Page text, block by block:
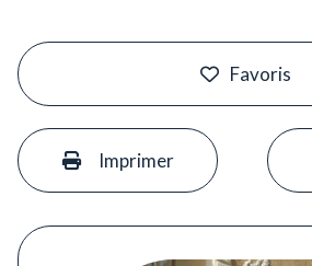
Favoris
Imprimer